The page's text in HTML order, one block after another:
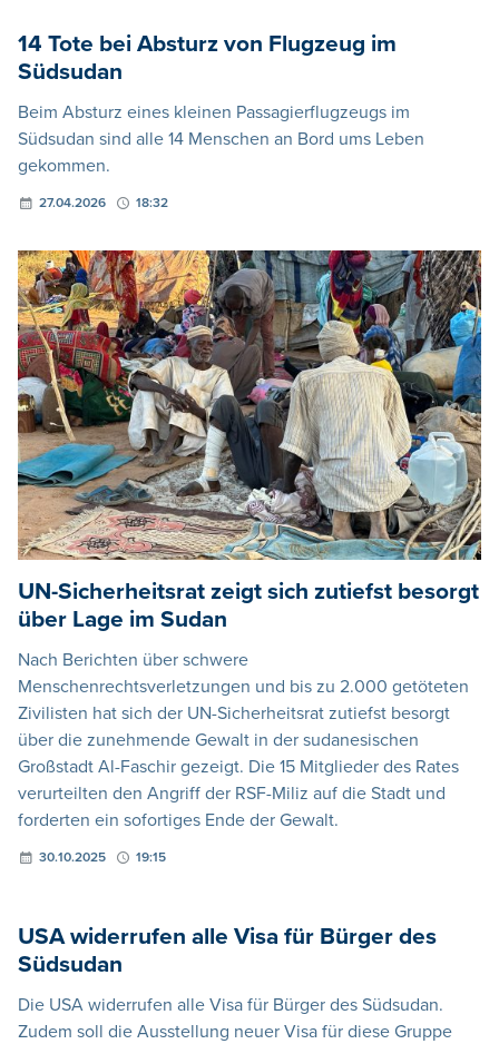
14 Tote bei Absturz von Flugzeug im
Südsudan
Beim Absturz eines kleinen Passagierflugzeugs im
Südsudan sind alle 14 Menschen an Bord ums Leben
gekommen.
27.04.2026 18:32
UN-Sicherheitsrat zeigt sich zutiefst besorgt
über Lage im Sudan
Nach Berichten über schwere
Menschenrechtsverletzungen und bis zu 2.000 getöteten
Zivilisten hat sich der UN-Sicherheitsrat zutiefst besorgt
über die zunehmende Gewalt in der sudanesischen
Großstadt Al-Faschir gezeigt. Die 15 Mitglieder des Rates
verurteilten den Angriff der RSF-Miliz auf die Stadt und
forderten ein sofortiges Ende der Gewalt.
30.10.2025 19:15
USA widerrufen alle Visa für Bürger des
Südsudan
Die USA widerrufen alle Visa für Bürger des Südsudan.
Zudem soll die Ausstellung neuer Visa für diese Gruppe